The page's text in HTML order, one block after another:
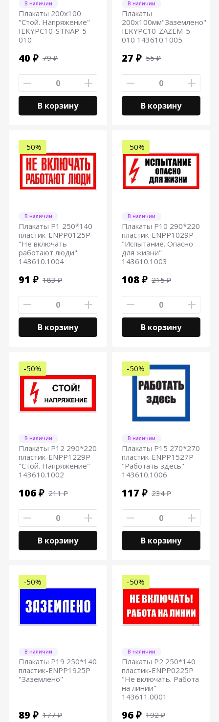
В наличии
Плакаты 200х100
"Стой. Напряжение"
IEKYPC10-STNAP-5-
010
40 ₽ 79 ₽
В корзину
В наличии
Плакаты
200х100мм"Заземлено"
IEKYPC10-ZAZEM-5-
010 143610.1005
27 ₽ 55 ₽
В корзину
-50%
В наличии
Плакаты Р1 250*140
пластик-ENPP0125P
"Не включать
работают люди"
143610.1004
91 ₽ 183 ₽
В корзину
-50%
В наличии
Плакаты Р10 290*220
пластик-ENPP1029P
"Испытание. Опасно
для жизни"
143610.1003
108 ₽ 215 ₽
В корзину
-50%
В наличии
Плакаты Р12 290*220
пластик-ENPP1229P
"Стой. Напряжение"
143610.1002
106 ₽ 211 ₽
В корзину
-50%
В наличии
Плакаты Р15 270*270
пластик-ENPP1527P
"Работать здесь"
143610.1006
117 ₽ 234 ₽
В корзину
-50%
В наличии
Плакаты Р19 250*140
пластик-ENPP1925P
"Заземлено"
89 ₽ 177 ₽
-50%
В наличии
Плакаты Р2 250*140
пластик-ENPP0225P
"Не включать. Работа
на линии"
143611.0001
96 ₽ 192 ₽